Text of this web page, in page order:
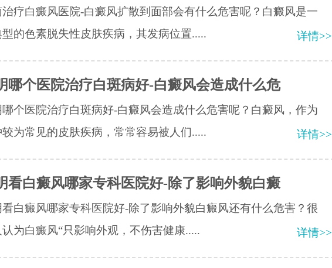
治疗白癜风医院-白癜风扩散到面部会有什么危害呢？白癜风是一
的色素脱失性皮肤疾病，其发病位置.....
详情>>
哪个医院治疗白斑病好-白癜风会造成什么危
哪个医院治疗白斑病好-白癜风会造成什么危害呢？白癜风，作为
较为常见的皮肤疾病，常常容易被人们.....
详情>>
看白癜风哪家专科医院好-除了影响外貌白癜
看白癜风哪家专科医院好-除了影响外貌白癜风还有什么危害？很
认为白癜风“只影响外观，不伤害健康.....
详情>>